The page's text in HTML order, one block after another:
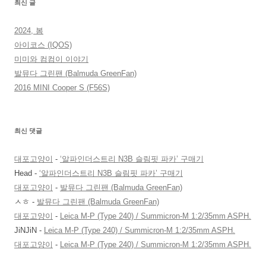
최신 글
2024, 봄
아이코스 (IQOS)
미미와 컴컴이 이야기
발뮤다 그린팬 (Balmuda GreenFan)
2016 MINI Cooper S (F56S)
최신 댓글
대포고양이 - ‘알파인더스트리 N3B 슬림핏 파카’ 구매기
Head - ‘알파인더스트리 N3B 슬림핏 파카’ 구매기
대포고양이 - 발뮤다 그린팬 (Balmuda GreenFan)
ㅅㅎ - 발뮤다 그린팬 (Balmuda GreenFan)
대포고양이 - Leica M-P (Type 240) / Summicron-M 1:2/35mm ASPH.
JiNJiN - Leica M-P (Type 240) / Summicron-M 1:2/35mm ASPH.
대포고양이 - Leica M-P (Type 240) / Summicron-M 1:2/35mm ASPH.